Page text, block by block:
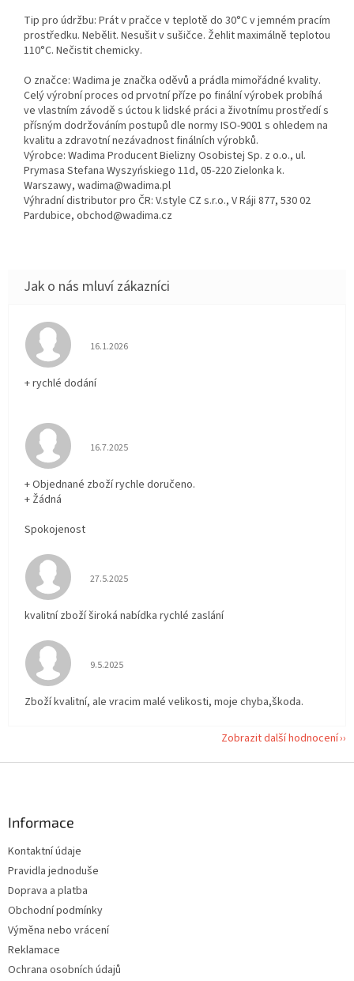
Tip pro údržbu: Prát v pračce v teplotě do 30°C v jemném pracím
prostředku. Nebělit. Nesušit v sušičce. Žehlit maximálně teplotou
110°C. Nečistit chemicky.
O značce: Wadima je značka oděvů a prádla mimořádné kvality.
Celý výrobní proces od prvotní příze po finální výrobek probíhá
ve vlastním závodě s úctou k lidské práci a životnímu prostředí s
přísným dodržováním postupů dle normy ISO-9001 s ohledem na
kvalitu a zdravotní nezávadnost finálních výrobků.
Výrobce: Wadima Producent Bielizny Osobistej Sp. z o.o., ul.
Prymasa Stefana Wyszyńskiego 11d, 05-220 Zielonka k.
Warszawy, wadima@wadima.pl
Výhradní distributor pro ČR: V.style CZ s.r.o., V Ráji 877, 530 02
Pardubice, obchod@wadima.cz
Hodnocení obchodu je 5 z 5 hvězdiček.
16.1.2026
+ rychlé dodání
Hodnocení obchodu je 5 z 5 hvězdiček.
16.7.2025
+ Objednané zboží rychle doručeno.
+ Žádná
Spokojenost
Hodnocení obchodu je 5 z 5 hvězdiček.
27.5.2025
kvalitní zboží široká nabídka rychlé zaslání
Hodnocení obchodu je 5 z 5 hvězdiček.
9.5.2025
Zboží kvalitní, ale vracim malé velikosti, moje chyba,škoda.
Zobrazit další hodnocení
Informace
Kontaktní údaje
Pravidla jednoduše
Doprava a platba
Obchodní podmínky
Výměna nebo vrácení
Reklamace
Ochrana osobních údajů